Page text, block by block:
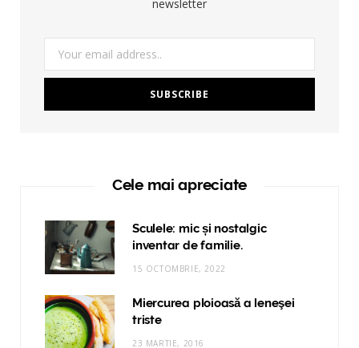
newsletter
Cele mai apreciate
Sculele: mic și nostalgic
inventar de familie.
15 OCTOMBRIE, 2022
Miercurea ploioasă a leneşei
triste
23 MARTIE, 2016